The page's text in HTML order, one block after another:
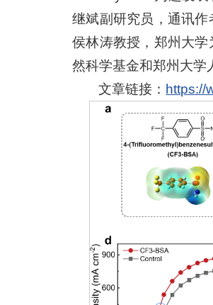
继斌副研究员，通讯
侯林涛教授，郑州大
然科学基金和郑州大学
文章链接： https://